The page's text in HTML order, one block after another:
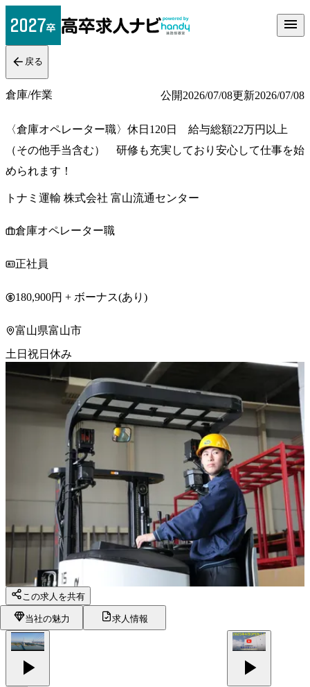
戻る
倉庫/作業 公開2026/07/08更新2026/07/08
〈倉庫オペレーター職〉休日120日 給与総額22万円以上
（その他手当含む） 研修も充実しており安心して仕事を始
められます！
トナミ運輸 株式会社 富山流通センター
倉庫オペレーター職
正社員
180,900円 + ボーナス(あり)
富山県富山市
土日祝日休み
この求人を共有
当社の魅力 求人情報